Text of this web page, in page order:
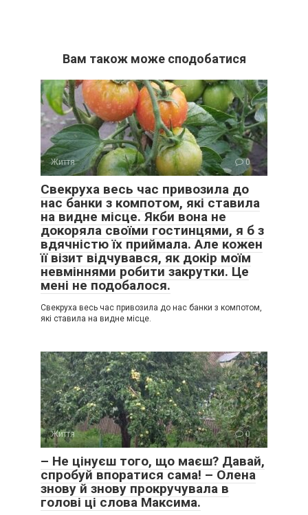
Вам також може сподобатися
Життя 0
Свекруха весь час привозила до
нас банки з компотом, які ставила
на видне місце. Якби вона не
докоряла своїми гостинцями, я б з
вдячністю їх приймала. Але кожен
її візит відчувався, як докір моїм
невміннями робити закрутки. Це
мені не подобалося.
Свекруха весь час привозила до нас банки з компотом,
які ставила на видне місце.
Життя 0
– Не цінуєш того, що маєш? Давай,
спробуй впоратися сама! – Олена
знову й знову прокручувала в
голові ці слова Максима.